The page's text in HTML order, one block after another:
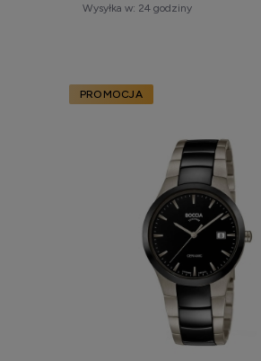
Wysyłka w: 24 godziny
PROMOCJA